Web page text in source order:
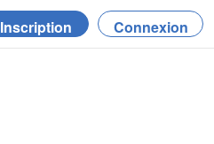
Inscription Connexion